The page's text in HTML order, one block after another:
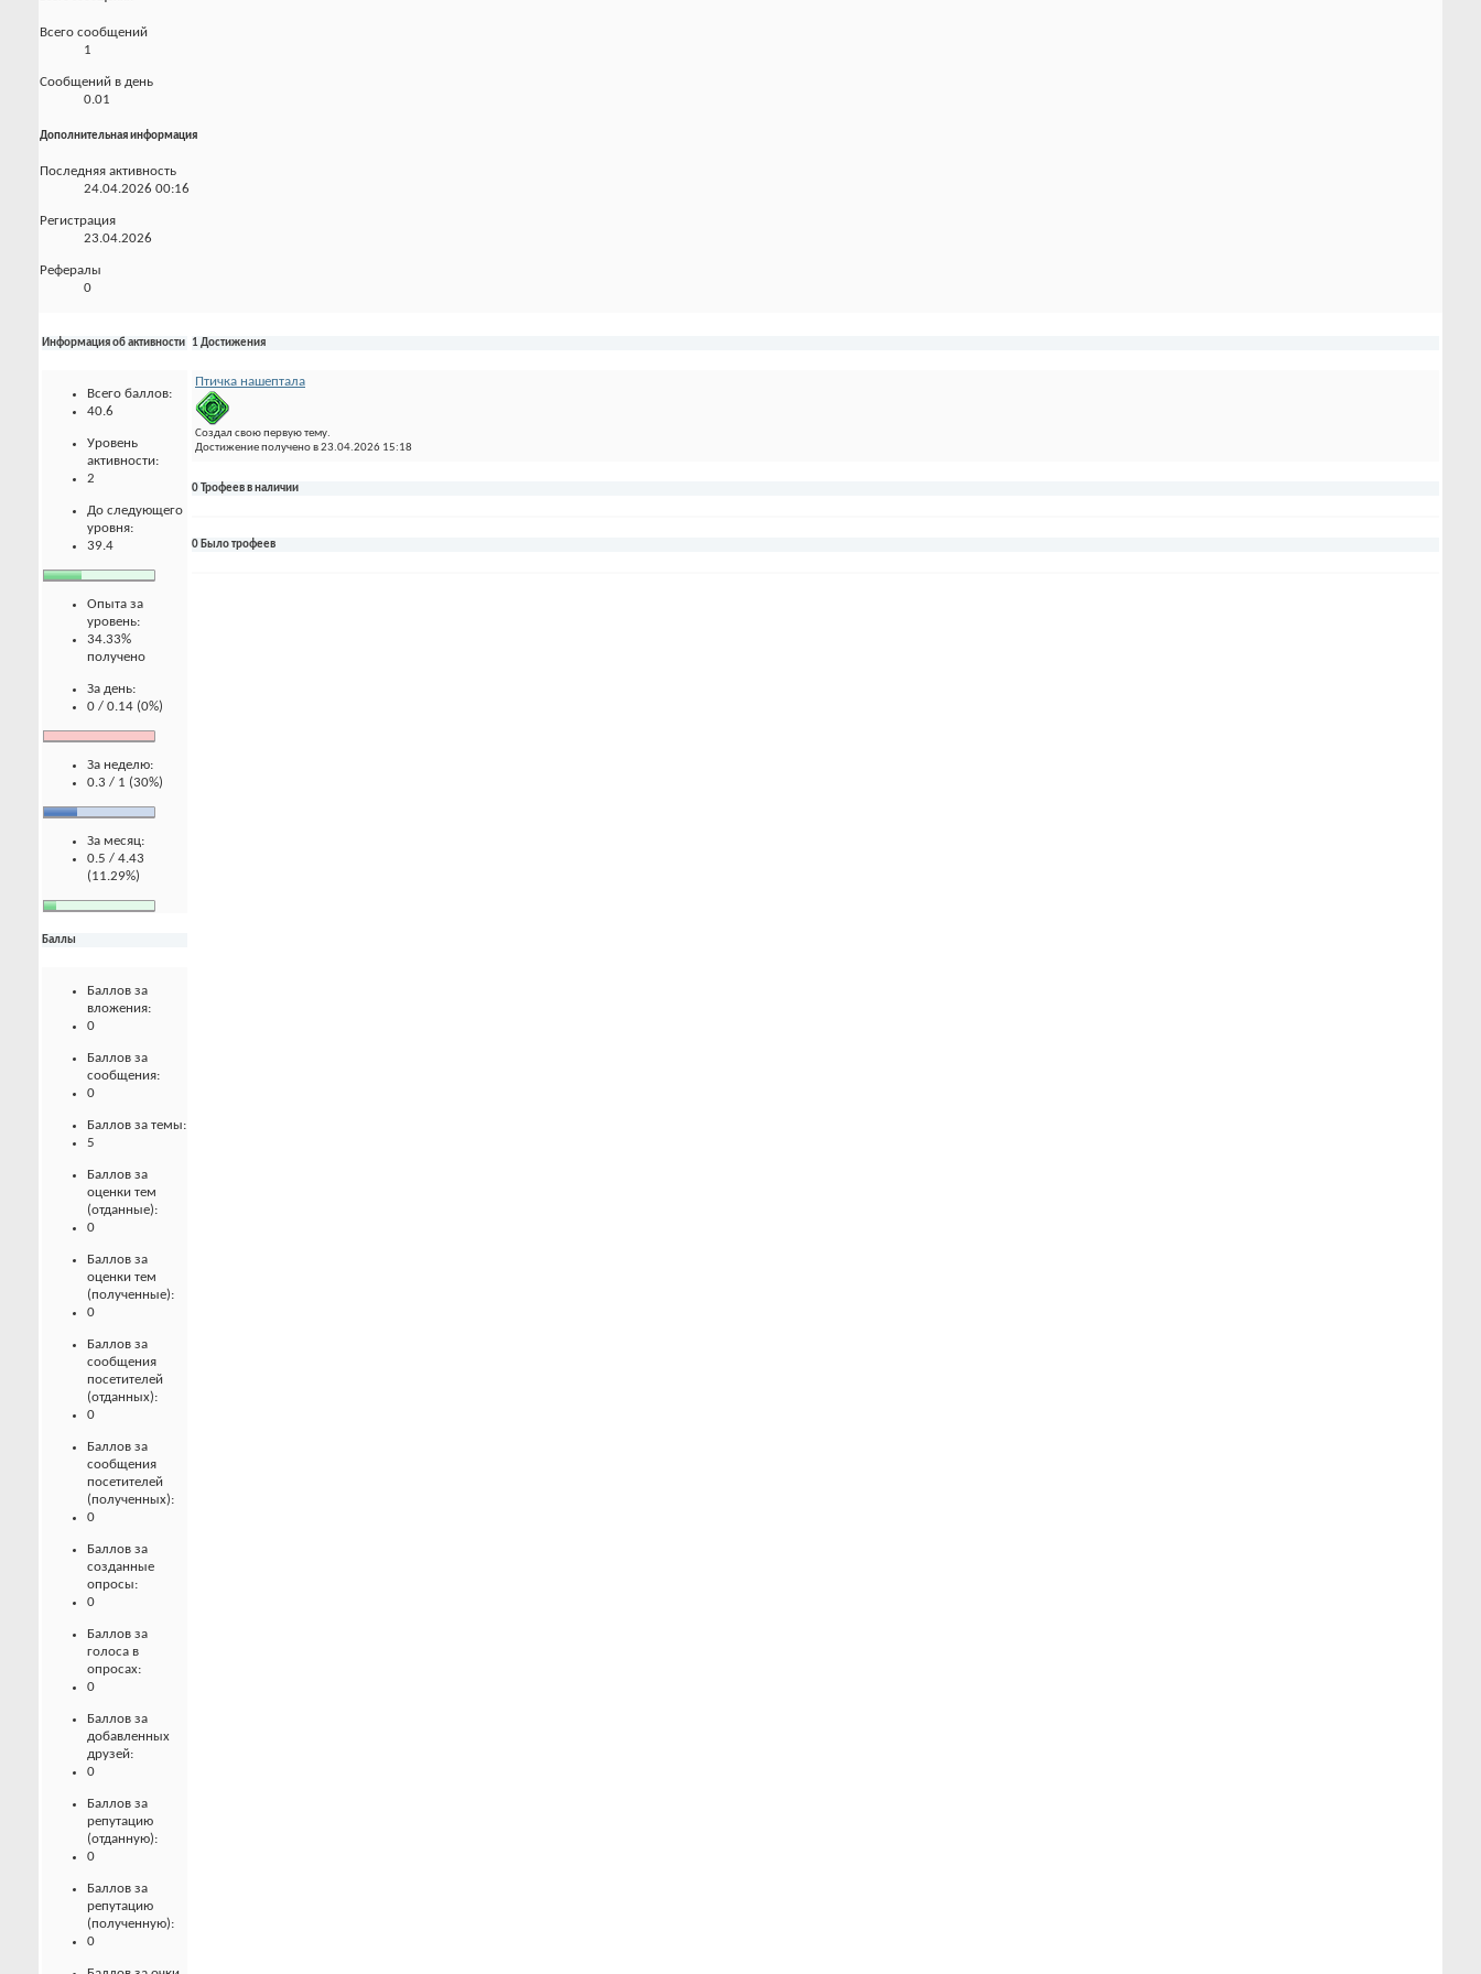
Всего сообщений
1
Сообщений в день
0.01
Дополнительная информация
Последняя активность
24.04.2026 00:16
Регистрация
23.04.2026
Рефералы
0
Информация об активности
Всего баллов:
40.6
Уровень
активности:
2
До следующего
уровня:
39.4
Опыта за
уровень:
34.33%
получено
За день:
0 / 0.14 (0%)
За неделю:
0.3 / 1 (30%)
За месяц:
0.5 / 4.43
(11.29%)
Баллы
Баллов за
вложения:
0
Баллов за
сообщения:
0
Баллов за темы:
5
Баллов за
оценки тем
(отданные):
0
Баллов за
оценки тем
(полученные):
0
Баллов за
сообщения
посетителей
(отданных):
0
Баллов за
сообщения
посетителей
(полученных):
0
Баллов за
созданные
опросы:
0
Баллов за
голоса в
опросах:
0
Баллов за
добавленных
друзей:
0
Баллов за
репутацию
(отданную):
0
Баллов за
репутацию
(полученную):
0
1 Достижения
Птичка нашептала
Создал свою первую тему.
Достижение получено в 23.04.2026 15:18
0 Трофеев в наличии
0 Было трофеев